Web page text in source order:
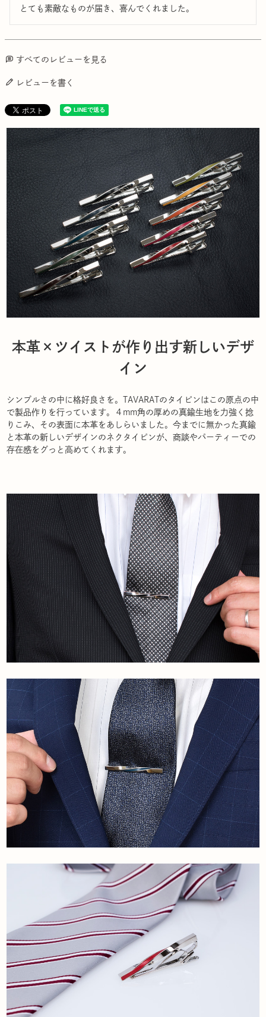
とても素敵なものが届き、喜んでくれました。
すべてのレビューを見る
レビューを書く
本革×ツイストが作り出す新しいデザ
イン
シンプルさの中に格好良さを。TAVARATのタイピンはこの原点の中
で製品作りを行っています。４mm角の厚めの真鍮生地を力強く捻
りこみ、その表面に本革をあしらいました。今までに無かった真鍮
と本革の新しいデザインのネクタイピンが、商談やパーティーでの
存在感をグっと高めてくれます。